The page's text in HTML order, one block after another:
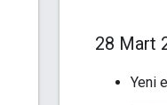
28 Mart
Yeni